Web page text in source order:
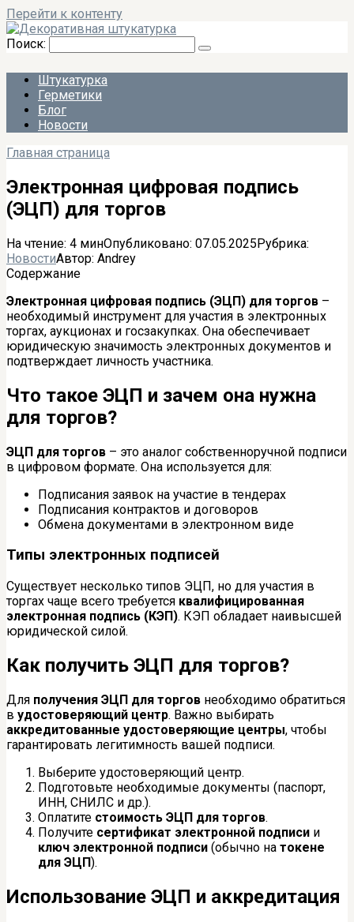
Перейти к контенту
Поиск:
Штукатурка
Герметики
Блог
Новости
Главная страница
Электронная цифровая подпись
(ЭЦП) для торгов
На чтение: 4 минОпубликовано: 07.05.2025Рубрика:
НовостиАвтор: Andrey
Содержание
Электронная цифровая подпись (ЭЦП) для торгов –
необходимый инструмент для участия в электронных
торгах, аукционах и госзакупках. Она обеспечивает
юридическую значимость электронных документов и
подтверждает личность участника.
Что такое ЭЦП и зачем она нужна
для торгов?
ЭЦП для торгов – это аналог собственноручной подписи
в цифровом формате. Она используется для:
Подписания заявок на участие в тендерах
Подписания контрактов и договоров
Обмена документами в электронном виде
Типы электронных подписей
Существует несколько типов ЭЦП, но для участия в
торгах чаще всего требуется квалифицированная
электронная подпись (КЭП). КЭП обладает наивысшей
юридической силой.
Как получить ЭЦП для торгов?
Для получения ЭЦП для торгов необходимо обратиться
в удостоверяющий центр. Важно выбирать
аккредитованные удостоверяющие центры, чтобы
гарантировать легитимность вашей подписи.
Выберите удостоверяющий центр.
Подготовьте необходимые документы (паспорт,
ИНН, СНИЛС и др.).
Оплатите стоимость ЭЦП для торгов.
Получите сертификат электронной подписи и
ключ электронной подписи (обычно на токене
для ЭЦП).
Использование ЭЦП и аккредитация